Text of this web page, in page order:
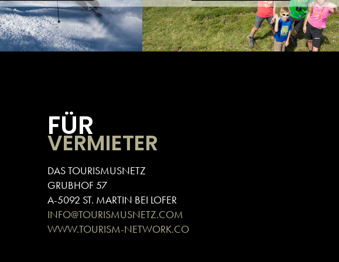
FÜR
VERMIETER
DAS TOURISMUSNETZ
GRUBHOF 57
A-5092 ST. MARTIN BEI LOFER
INFO@TOURISMUSNETZ.COM
WWW.TOURISM-NETWORK.CO